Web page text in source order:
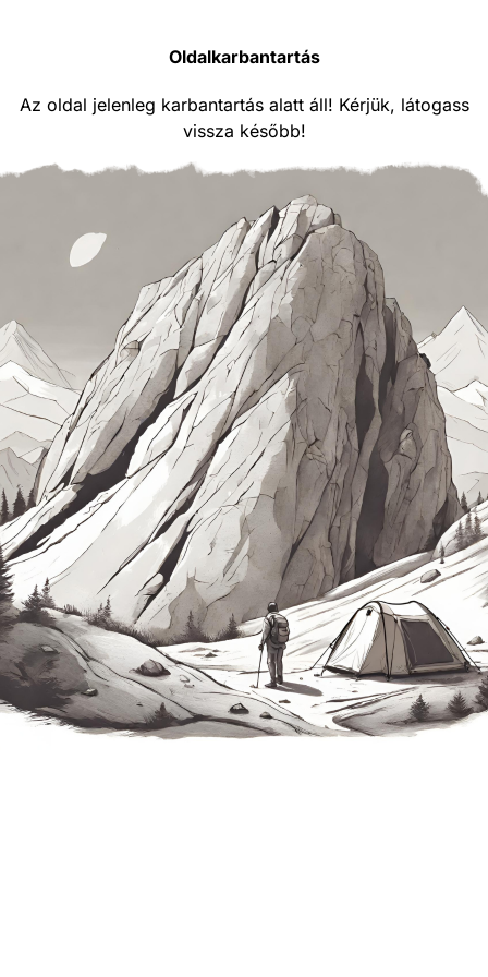
Oldalkarbantartás
Az oldal jelenleg karbantartás alatt áll! Kérjük, látogass
vissza később!